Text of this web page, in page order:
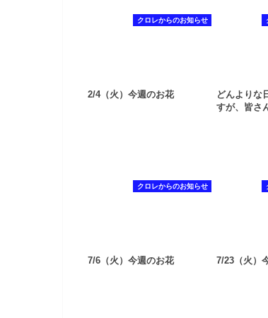
クロレからのお知らせ
2/4（火）今週のお花
どんよりな
すが、皆さ
クロレからのお知らせ
7/6（火）今週のお花 7/23（火）